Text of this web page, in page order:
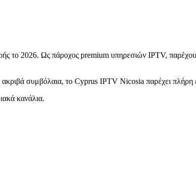
το 2026. Ως πάροχος premium υπηρεσιών IPTV,
συμβόλαια, το Cyprus IPTV Nicosia παρέχει πλήρη
κανάλια.